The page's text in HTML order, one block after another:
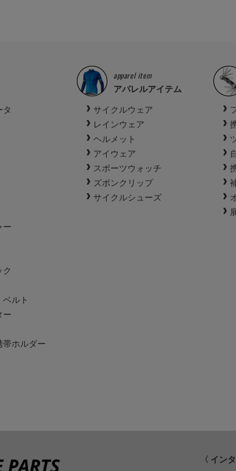
タ
ー
ク
ルト
ー
帯ホルダー
apparel item
アパレルアイテム
サイクルウェア
レインウェア
ヘルメット
アイウェア
スポーツウォッチ
ズボンクリップ
サイクルシューズ
〈 イン